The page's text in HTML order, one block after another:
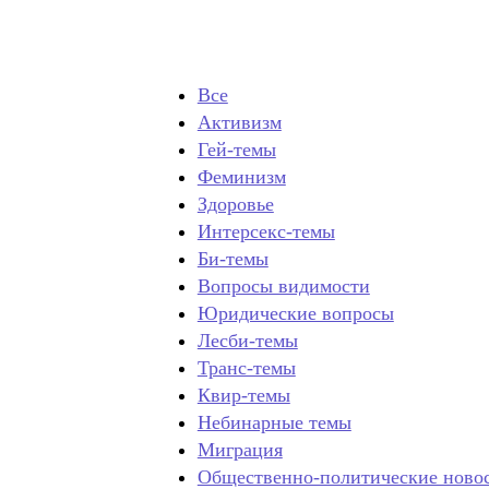
Все
Активизм
Гей-темы
Феминизм
Здоровье
Интерсекс-темы
Би-темы
Вопросы видимости
Юридические вопросы
Лесби-темы
Транс-темы
Квир-темы
Небинарные темы
Миграция
Общественно-политические